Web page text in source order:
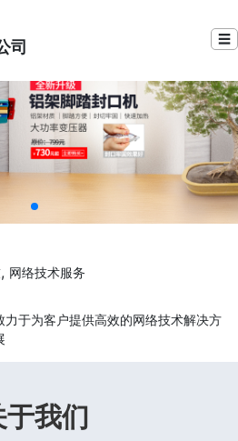
司 ☰
, 网络技术服务
于为客户提供高效的网络技术解决方
于我们